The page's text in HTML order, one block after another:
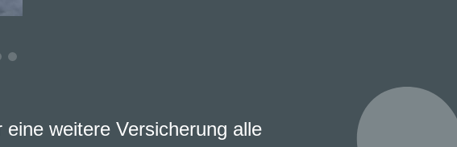
eine weitere Versicherung alle